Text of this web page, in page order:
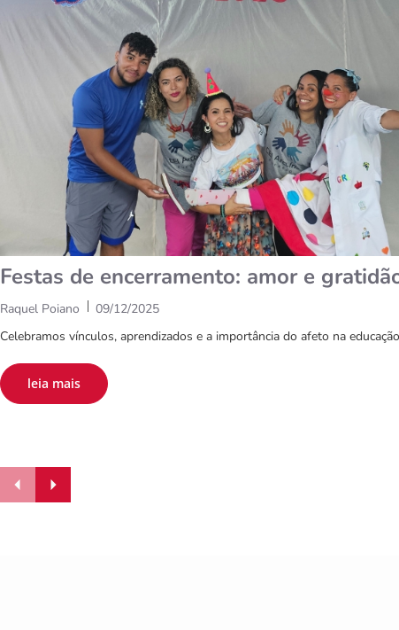
Festas de encerramento: amor e
Raquel Poiano | 09/12/2025
Celebramos vínculos, aprendizados e a importância do afeto na
leia mais